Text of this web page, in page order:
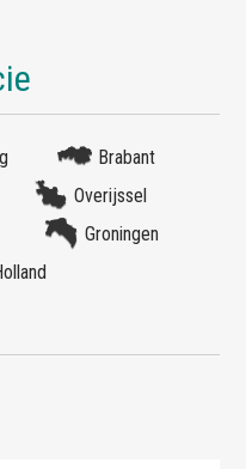
Brabant
Overijssel
Groningen